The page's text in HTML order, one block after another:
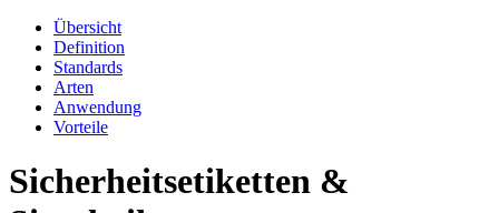
Übersicht
Definition
Standards
Arten
Anwendung
Vorteile
Sicherheitsetiketten &